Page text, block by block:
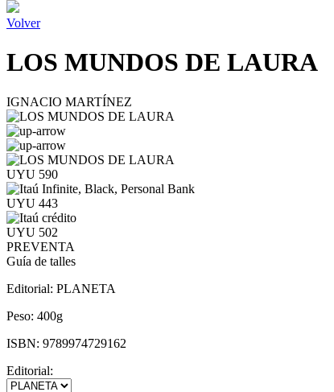
Volver
LOS MUNDOS DE LAURA
IGNACIO MARTÍNEZ
UYU 590
UYU 443
UYU 502
PREVENTA
Guía de talles
Editorial: PLANETA
Peso: 400g
ISBN: 9789974729162
Editorial: